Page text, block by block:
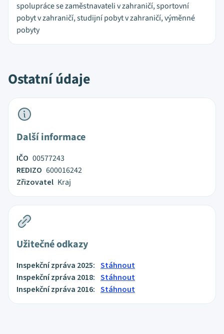
spolupráce se zaměstnavateli v zahraničí, sportovní
pobyt v zahraničí, studijní pobyt v zahraničí, výměnné
pobyty
Ostatní údaje
Další informace
IČO 00577243
REDIZO 600016242
Zřizovatel Kraj
Užitečné odkazy
Inspekční zpráva 2025: Stáhnout
Inspekční zpráva 2018: Stáhnout
Inspekční zpráva 2016: Stáhnout